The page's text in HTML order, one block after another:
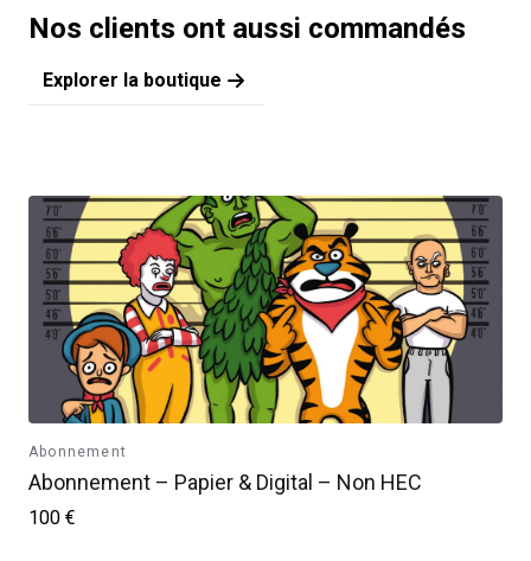
Nos clients ont aussi commandés
Explorer la boutique
Abonnement
Abonnement – Papier & Digital – Non HEC
100 €